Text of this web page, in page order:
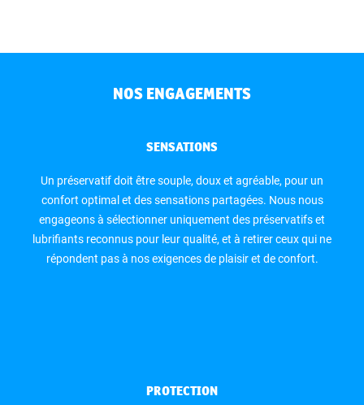
NOS ENGAGEMENTS
SENSATIONS
Un préservatif doit être souple, doux et agréable, pour un
confort optimal et des sensations partagées. Nous nous
engageons à sélectionner uniquement des préservatifs et
lubrifiants reconnus pour leur qualité, et à retirer ceux qui ne
répondent pas à nos exigences de plaisir et de confort.
PROTECTION